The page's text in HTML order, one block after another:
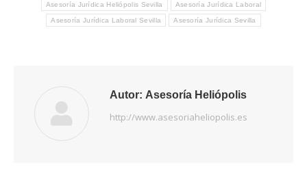
Asesoría Jurídica Heliópolis Sevilla Asesoría Jurídica Laboral
Asesoría Jurídica Laboral Sevilla Asesoría Jurídica Sevilla
Autor: Asesoría Heliópolis
http://www.asesoriaheliopolis.es